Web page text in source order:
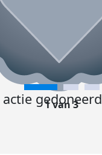
gedoneerd
1 van 3